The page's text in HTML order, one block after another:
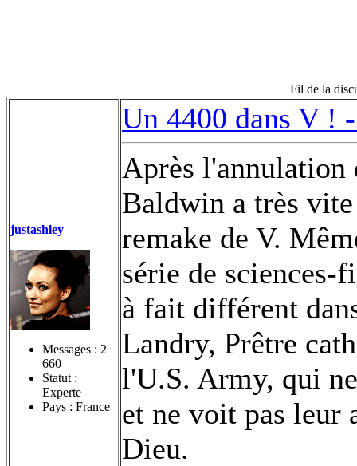
Fil de la
justashley
Messages : 2
660
Statut :
Experte
Pays : France
Un 4400 dans V !
Après l'annulation
Baldwin a très
remake de V.
série de
à fait différent
Landry, Prêtre
l'U.S. Army, qui
et ne voit pas leur
Dieu.